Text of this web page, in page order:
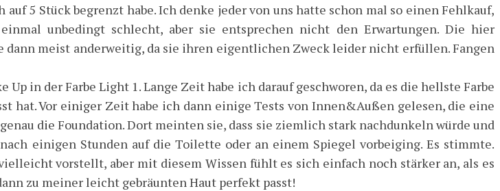
5 Stück begrenzt habe. Ich denke jeder von uns hatte schon mal so einen Fehlkauf,
unbedingt schlecht, aber sie entsprechen nicht den Erwartungen. Die hier
meist anderweitig, da sie ihren eigentlichen Zweck leider nicht erfüllen. Fangen
in der Farbe Light 1. Lange Zeit habe ich darauf geschworen, da es die hellste Farbe
hat. Vor einiger Zeit habe ich dann einige Tests von Innen&Außen gelesen, die eine
die Foundation. Dort meinten sie, dass sie ziemlich stark nachdunkeln würde und
einigen Stunden auf die Toilette oder an einem Spiegel vorbeiging. Es stimmte.
vorstellt, aber mit diesem Wissen fühlt es sich einfach noch stärker an, als es
zu meiner leicht gebräunten Haut perfekt passt!